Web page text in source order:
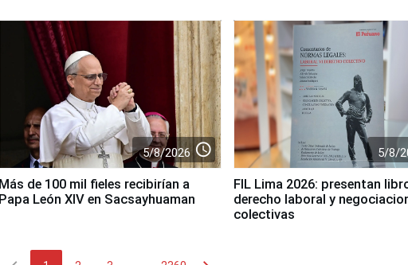
5/8/2026 access_time
Más de 100 mil fieles recibirían a
Papa León XIV en Sacsayhuaman
5/8/
FIL Lima 2026: presentan
derecho laboral y
colectivas